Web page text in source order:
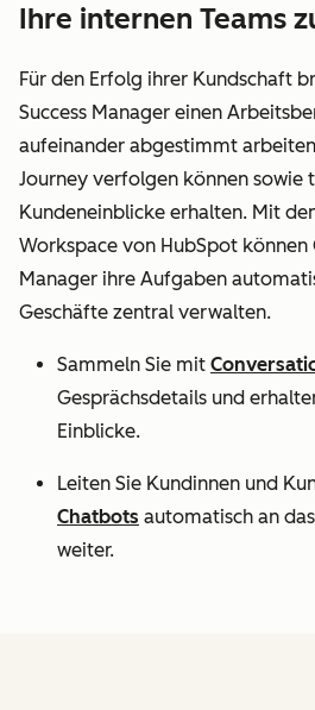
Ihre internen Teams
Für den Erfolg ihrer Kundschaft
Success Manager einen
aufeinander abgestimmt
Journey verfolgen können sowie
Kundeneinblicke erhalten. Mit
Workspace von HubSpot können
Manager ihre Aufgaben
Geschäfte zentral verwalten.
Sammeln Sie mit
Gesprächsdetails und
Einblicke.
Leiten Sie Kundinnen und
Chatbots automatisch an
weiter.